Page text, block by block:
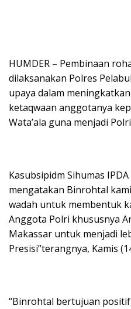
HUMDER – Pembinaan
dilaksanakan Polres
upaya dalam
ketaqwaan anggotanya
Wata’ala guna menjadi
Kasubsipidm Sihumas
mengatakan Binrohtal
wadah untuk membentuk
Anggota Polri khususnya
Makassar untuk menjadi
Presisi”terangnya, Kamis
“Binrohtal bertujuan